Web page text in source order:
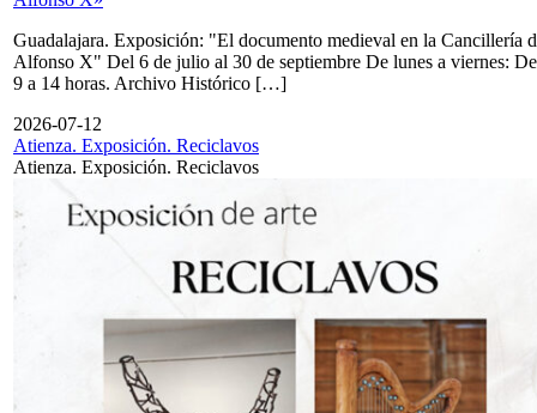
Guadalajara. Exposición: "El documento medieval en la Cancillería
Alfonso X" Del 6 de julio al 30 de septiembre De lunes a viernes: De
9 a 14 horas. Archivo Histórico […]
2026-07-12
Atienza. Exposición. Reciclavos
Atienza. Exposición. Reciclavos